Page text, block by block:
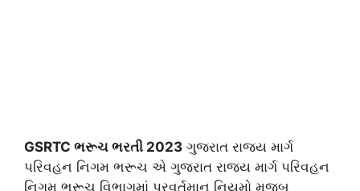
GSRTC ભરૂચ ભરતી 2023 ગુજરાત રાજ્ય માર્ગ
પરિવહન નિગમ ભરૂચ એ ગુજરાત રાજ્ય માર્ગ પરિવહન
નિગમ ભરૂચ વિભાગમાં પ્રવર્તમાન નિયમો મુજબ